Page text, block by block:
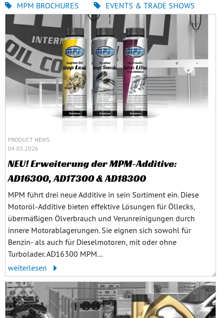
MPM BROCHURES
EVENTS & TRADE SHOWS
PRODUCT NEWS
04.03.2026
NEU! Erweiterung der MPM-Additive:
AD16300, AD17300 & AD18300
MPM führt drei neue Additive in sein Sortiment ein. Diese
Motoröl-Additive bieten effektive Lösungen für Öllecks,
übermäßigen Ölverbrauch und Verunreinigungen durch
innere Motorablagerungen. Sie eignen sich sowohl für
Benzin- als auch für Dieselmotoren, mit oder ohne
Turbolader. AD16300 MPM...
weiterlesen